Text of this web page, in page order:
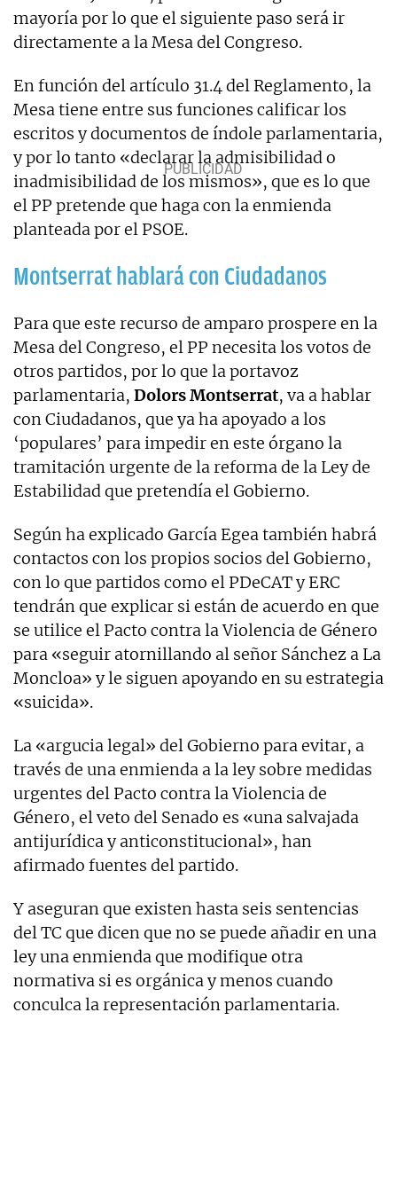
mayoría por lo que el siguiente paso será ir
directamente a la Mesa del Congreso.
En función del artículo 31.4 del Reglamento, la
Mesa tiene entre sus funciones calificar los
escritos y documentos de índole parlamentaria,
y por lo tanto «declarar la admisibilidad o
inadmisibilidad de los mismos», que es lo que
el PP pretende que haga con la enmienda
planteada por el PSOE.
Montserrat hablará con Ciudadanos
Para que este recurso de amparo prospere en la
Mesa del Congreso, el PP necesita los votos de
otros partidos, por lo que la portavoz
parlamentaria, Dolors Montserrat, va a hablar
con Ciudadanos, que ya ha apoyado a los
‘populares’ para impedir en este órgano la
tramitación urgente de la reforma de la Ley de
Estabilidad que pretendía el Gobierno.
Según ha explicado García Egea también habrá
contactos con los propios socios del Gobierno,
con lo que partidos como el PDeCAT y ERC
tendrán que explicar si están de acuerdo en que
se utilice el Pacto contra la Violencia de Género
para «seguir atornillando al señor Sánchez a La
Moncloa» y le siguen apoyando en su estrategia
«suicida».
La «argucia legal» del Gobierno para evitar, a
través de una enmienda a la ley sobre medidas
urgentes del Pacto contra la Violencia de
Género, el veto del Senado es «una salvajada
antijurídica y anticonstitucional», han
afirmado fuentes del partido.
Y aseguran que existen hasta seis sentencias
del TC que dicen que no se puede añadir en una
ley una enmienda que modifique otra
normativa si es orgánica y menos cuando
conculca la representación parlamentaria.